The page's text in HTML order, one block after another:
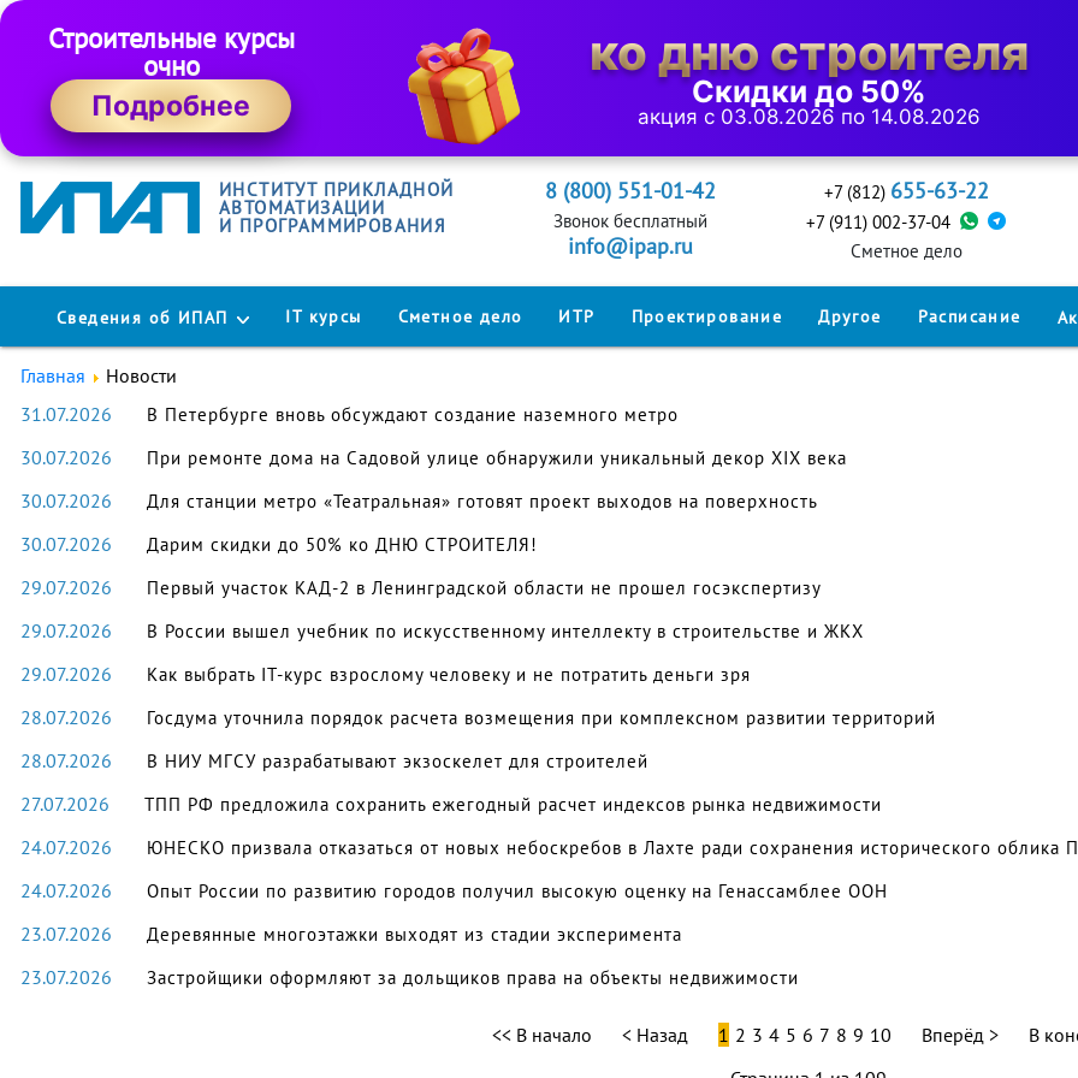
Строительные курсы
очно
Подробнее
ко дню строителя
Скидки до 50%
акция с 03.08.2026 по 14.08.2026
ИНСТИТУТ ПРИКЛАДНОЙ
АВТОМАТИЗАЦИИ
И ПРОГРАММИРОВАНИЯ
8 (800) 551-01-42
Звонок бесплатный
info@ipap.ru
+7 (812) 655-63-22
+7 (911) 002-37-04
Cметное дело
Сведения об ИПАП IT курсы Сметное дело ИТР Проектирование Другое Расписание
Главная
Новости
31.07.2026
В Петербурге вновь обсуждают создание наземного метро
30.07.2026 При ремонте дома на Садовой улице обнаружили уникальный декор XIX века
30.07.2026 Для станции метро «Театральная» готовят проект выходов на поверхность
30.07.2026 Дарим скидки до 50% ко ДНЮ СТРОИТЕЛЯ!
29.07.2026 Первый участок КАД-2 в Ленинградской области не прошел госэкспертизу
29.07.2026 В России вышел учебник по искусственному интеллекту в строительстве и ЖКХ
29.07.2026 Как выбрать IT-курс взрослому человеку и не потратить деньги зря
28.07.2026 Госдума уточнила порядок расчета возмещения при комплексном развитии территорий
28.07.2026 В НИУ МГСУ разрабатывают экзоскелет для строителей
27.07.2026 ТПП РФ предложила сохранить ежегодный расчет индексов рынка недвижимости
24.07.2026 ЮНЕСКО призвала отказаться от новых небоскребов в Лахте ради сохранения исторического облика
24.07.2026 Опыт России по развитию городов получил высокую оценку на Генассамблее ООН
23.07.2026 Деревянные многоэтажки выходят из стадии эксперимента
23.07.2026 Застройщики оформляют за дольщиков права на объекты недвижимости
В начало Назад 1 2 3 4 5 6 7 8 9 10 Вперёд
В